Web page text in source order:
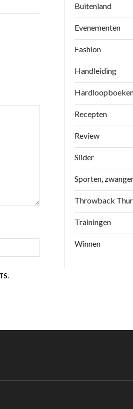
Buitenland
Evenementen
Fashion
Handleiding
Recepten
Review
Slider
Sporten,
Throwback
Trainingen
Winnen